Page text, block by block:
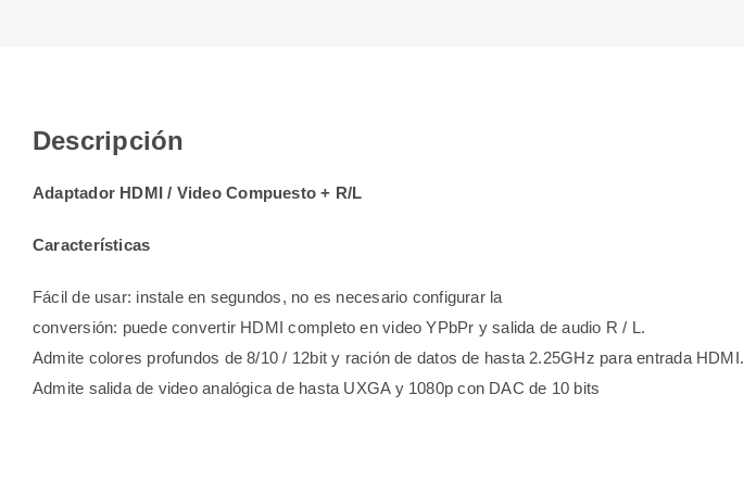
Descripción
Adaptador HDMI / Video Compuesto + R/L
Características
Fácil de usar: instale en segundos, no es necesario configurar la
conversión: puede convertir HDMI completo en video YPbPr y salida de audio R / L.
Admite colores profundos de 8/10 / 12bit y ración de datos de hasta 2.25GHz para entrada HDMI.
Admite salida de video analógica de hasta UXGA y 1080p con DAC de 10 bits